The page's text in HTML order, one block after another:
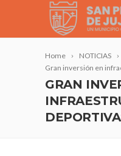
Home
NOTICIAS
Gran inversión en
GRAN